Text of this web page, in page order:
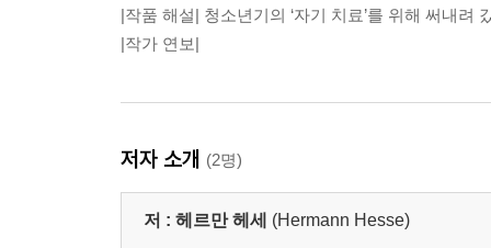
|작품 해설| 청소년기의 ‘자기 치료’를 위해 써내
|작가 연보|
저자 소개 (2명)
저 : 헤르만 헤세 (Hermann Hesse)